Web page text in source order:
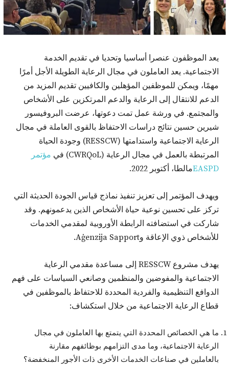
يعد الموظفون عنصرا أساسيا وتحديا في تقديم الخدمة
الاجتماعية. يعد العاملون في مجال الرعاية الطويلة الأجل أمرًا
مهمًا، ويمكن للموظفين المؤهلين والكافيين تقديم المزيد من
الدعم للانتقال إلى الرعاية والدعم المرتكزين على الأشخاص
والمجتمع. في ورشة عمل تمت دعوتها، عرضت البروفيسور
شيرين حسين نتائج دراسات الاحتفاظ بالقوى العاملة في مجال
الرعاية الاجتماعية واستدامتها (RESSCW) وجودة الحياة
المرتبطة بالعمل في مجال الرعاية (CWRQoL) في
مؤتمر
EASPDمالطا، أكتوبر 2022.
ويهدف المؤتمر إلى تعزيز تنفيذ نماذج قياس الجودة الحديثة التي
تركز على تحسين نوعية حياة الأشخاص الذين يدعمونهم. وقد
شاركت في استضافته الرابطة الأوروبية لمقدمي الخدمات
للأشخاص ذوي الإعاقة وAġenzija Sapport.
يهدف مشروع RESSCW إلى مساعدة مقدمي الرعاية
الاجتماعية والمفوضين والمنظمين وصانعي السياسات على فهم
الدوافع التنظيمية والفردية المحددة للاحتفاظ بالموظفين في
قطاع الرعاية الاجتماعية من خلال استكشاف:
ما هي الخصائص المحددة التي يتمتع بها العاملون في مجال
الرعاية الاجتماعية، وما مدى التزامهم بوظائفهم مقارنة
بالعاملين في صناعات الخدمات الأخرى ذات الأجور المنخفضة؟